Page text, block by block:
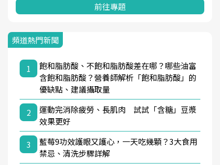
前往專題
頻道熱門新聞
1
飽和脂肪酸、不飽和脂肪酸差在哪？哪些油富
含飽和脂肪酸？營養師解析「飽和脂肪酸」的
優缺點、建議攝取量
2
運動完消除疲勞、長肌肉 試試「含糖」豆漿
效果更好
3
藍莓9功效護眼又護心，一天吃幾顆？3大食用
禁忌、清洗步驟詳解